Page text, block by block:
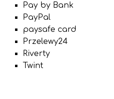
Pay by Bank
PayPal
paysafe card
Przelewy24
Riverty
Twint